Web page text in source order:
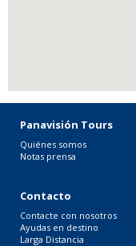
Panavisión Tours
Quiénes somos
Notas prensa
Contacto
Contacte con nosotros
Ayudas en destino
Larga Distancia